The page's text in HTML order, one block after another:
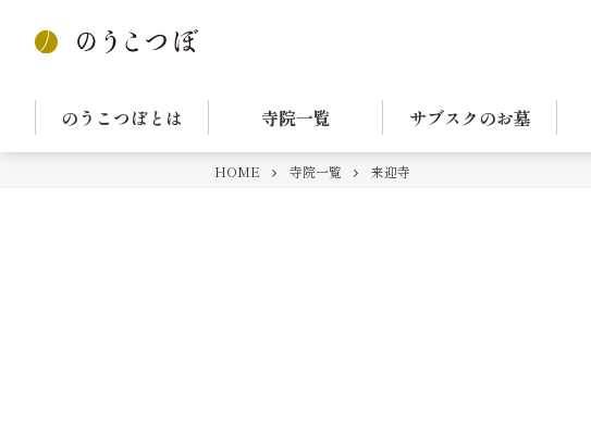
のうこつぼとは 寺院一覧 サブスクのお墓
HOME 寺院一覧 来迎寺